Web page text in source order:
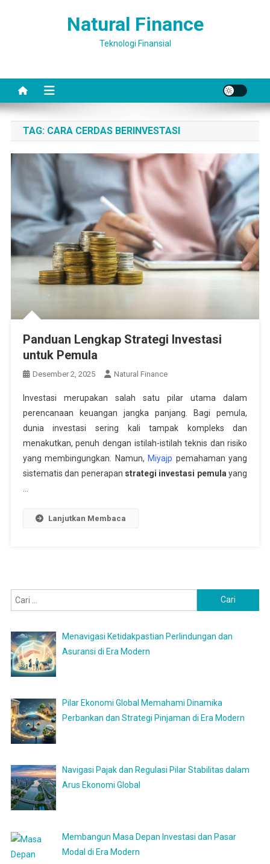
Natural Finance
Teknologi Finansial
TAG: CARA CERDAS BERINVESTASI
Panduan Lengkap Strategi Investasi
untuk Pemula
Desember 2, 2025 Natural Finance
Investasi merupakan salah satu pilar utama dalam
perencanaan keuangan jangka panjang. Bagi pemula,
dunia investasi sering kali tampak kompleks dan
menakutkan, penuh dengan istilah-istilah teknis dan risiko
yang membingungkan. Namun, Miyajp pemahaman yang
sistematis dan penerapan strategi investasi pemula yang
Lanjutkan Membaca
untuk:
Menavigasi Ketidakpastian Perlindungan dan
Asuransi di Era Modern
Pilar Ekonomi Global Memahami Dinamika
Perbankan dan Strategi Pinjaman di Era Modern
Navigasi Pajak dan Regulasi Pilar Stabilitas dalam
Arus Ekonomi Global
Membangun Masa Depan Investasi dan Pasar
Modal di Era Modern